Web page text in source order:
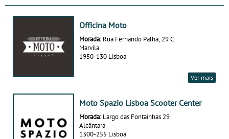
Officina Moto
Morada: Rua Fernando Palha, 29 C
Marvila
1950-130 Lisboa
Ver mais
Moto Spazio Lisboa Scooter Center
Morada: Largo das Fontaínhas 29
Alcântara
1300-255 Lisboa